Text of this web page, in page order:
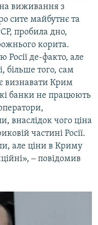
на виживання з
сите майбутнє та
пробила дно,
корита.
де-факто, але
більше того, сам
визнавати Крим
банки не працюють
внаслідок чого ціна
частині Росії.
але ціни в Криму
‒ повідомив